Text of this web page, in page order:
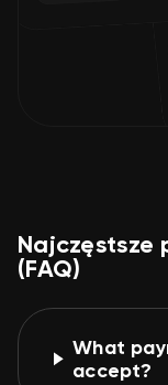
(FAQ)
What
accept?